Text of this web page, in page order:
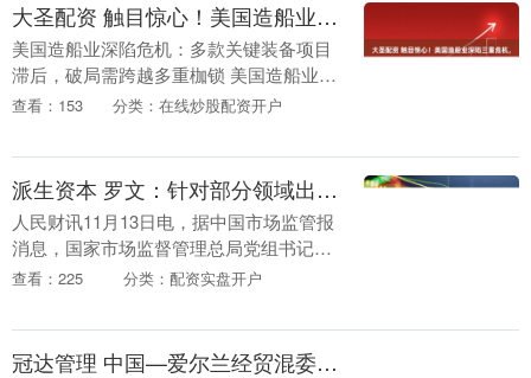
大圣配资 触目惊心！美国造船业深陷三重危机，主力舰项目接连夭折
美国造船业深陷危机：多款关键装备项目
滞后，破局需跨越多重枷锁 美国造船业如
今早已没了往日的风光，多款关键军舰项
有的危机正席卷....
查看：153 分类：在线炒股配资开户
派生资本 罗文：针对部分领域出现的“内卷式”竞争问题，市场监管部门将加强反垄断和反不正当竞争执法
人民财讯11月13日电，据中国市场监管报
消息，国家市场监督管理总局党组书记、
局长罗文接受访谈表示，针对部分领域出
围绕维护良....
查看：225 分类：配资实盘开户
冠达管理 中国—爱尔兰经贸混委会第14次会议在都柏林举行